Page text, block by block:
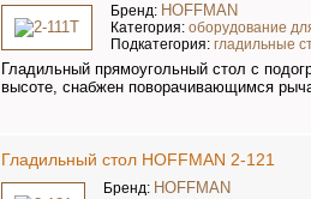
Бренд: HOFFMAN
Категория:оборудование
Подкатегория:гладильные
Гладильный прямоугольный стол с
высоте, снабжен поворачивающимся
Гладильный стол HOFFMAN 2-121
Бренд: HOFFMAN